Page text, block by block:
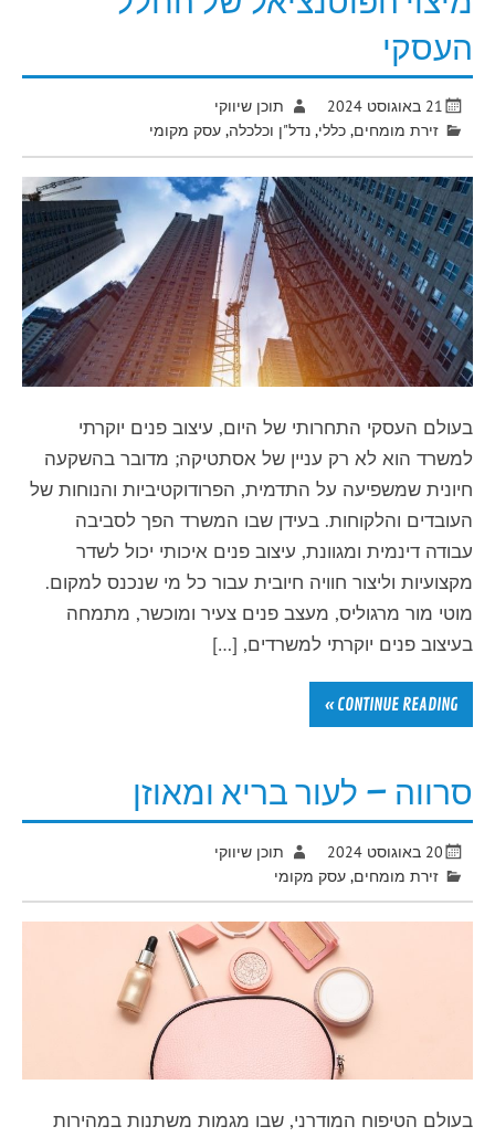
העסקי
21 באוגוסט 2024
תוכן שיווקי
זירת מומחים,כללי,נדל"ן וכלכלה,עסק מקומי
בעולם העסקי התחרותי של היום, עיצוב פנים יוקרתי
למשרד הוא לא רק עניין של אסתטיקה; מדובר בהשקעה
חיונית שמשפיעה על התדמית, הפרודוקטיביות והנוחות של
העובדים והלקוחות. בעידן שבו המשרד הפך לסביבה
עבודה דינמית ומגוונת, עיצוב פנים איכותי יכול לשדר
מקצועיות וליצור חוויה חיובית עבור כל מי שנכנס למקום.
מוטי מור מרגוליס, מעצב פנים צעיר ומוכשר, מתמחה
בעיצוב פנים יוקרתי למשרדים, […]
CONTINUE READING »
סרווה – לעור בריא ומאוזן
20 באוגוסט 2024
תוכן שיווקי
זירת מומחים,עסק מקומי
בעולם הטיפוח המודרני, שבו מגמות משתנות במהירות